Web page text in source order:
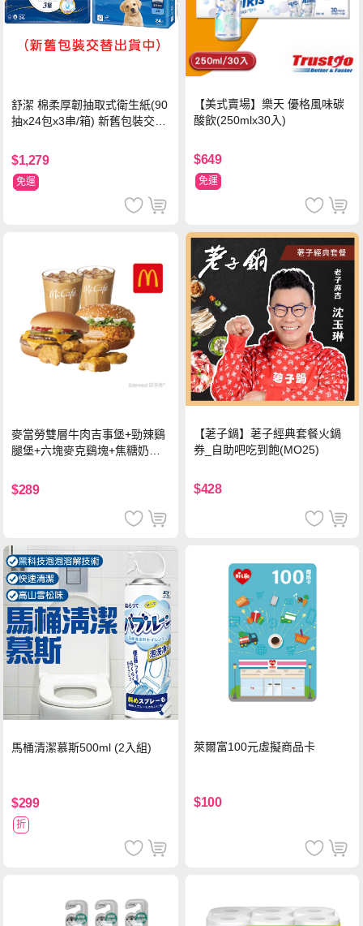
舒潔 棉柔厚韌抽取式衛生紙(90
抽x24包x3串/箱) 新舊包裝交替
$1,279
免運
【美式賣場】樂天 優格風味碳
酸飲(250mlx30入)
$649
免運
麥當勞雙層牛肉吉事堡+勁辣鷄
腿堡+六塊麥克鷄塊+焦糖奶茶
$289
【荖子鍋】荖子經典套餐火鍋
券_自助吧吃到飽(MO25)
$428
馬桶清潔慕斯500ml (2入組)
$299
折
萊爾富100元虛擬商品卡
$100